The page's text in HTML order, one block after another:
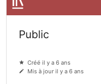
Public
Créé il y a 6 ans
Mis à jour il y a 6 ans